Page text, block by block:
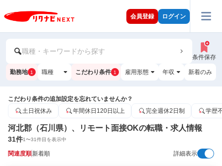
会員登録 ログイン
職種・キーワードから探す
条件保存
勤務地 1 職種 こだわり条件 1 雇用形態 年収 新着のみ
こだわり条件の追加設定を忘れていませんか？
土日祝休み
年間休日120日以上 完全週休2日制 学歴
河北郡（石川県）、リモート面接OKの転職・求人情報
31件1〜31件目を表示中
関連度順新着順 詳細表示